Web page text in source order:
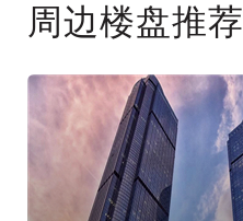
周边楼盘推荐